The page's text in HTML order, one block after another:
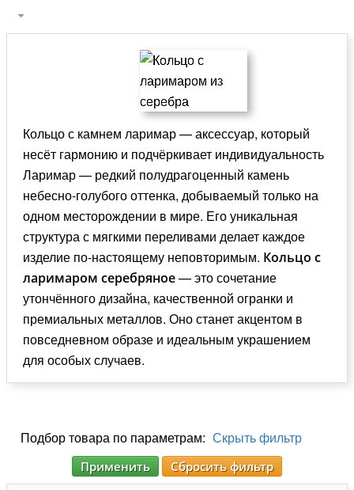
Кольцо с камнем ларимар — аксессуар, который
несёт гармонию и подчёркивает индивидуальность
Ларимар — редкий полудрагоценный камень
небесно-голубого оттенка, добываемый только на
одном месторождении в мире. Его уникальная
структура с мягкими переливами делает каждое
изделие по-настоящему неповторимым. Кольцо с
ларимаром серебряное— это сочетание
утончённого дизайна, качественной огранки и
премиальных металлов. Оно станет акцентом в
повседневном образе и идеальным украшением
для особых случаев.
Подбор товара по параметрам: Скрыть фильтр
Применить Сбросить фильтр